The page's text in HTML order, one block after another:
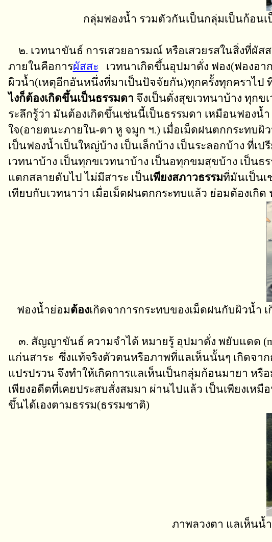
กลุ่มฟองน้ำ รวมตัวกันเป็นกลุ่มเป็นก้อน
๒. เวทนาขันธ์ การเสวยอารมณ์ หรือเสวยรสในสิ่งที่ผั
ภายในคือการผัสสะ เวทนาเกิดขึ้นอุปมาดั่ง ฟอง(ฟองอา
ผิวน้ำ(เหตุอีกอันหนึ่งที่มาเป็นปัจจัยกัน)ทุกครั้งทุกคราไป
ไงก็ต้องเกิดขึ้นเป็นธรรมดา จึงเป็นดั่งสุขเวทนาบ้าง ทุก
ระลึกรู้ว่า มันต้องเกิดขึ้นเช่นนี้เป็นธรรมดา เหมือนฟอง
ใจ(อายตนะภายใน-ตา หู จมูก ฯ.) เมื่อเม็ดฝนตกกระทบ
เป็นฟองน้ำเป็นใหญ่บ้าง เป็นเล็กบ้าง เป็นระลอกบ้าง ที่
เวทนาบ้าง เป็นทุกขเวทนาบ้าง เป็นอทุกขมสุขบ้าง เป็น
แตกสลายดับไป ไม่มีสาระ เป็นเพียงสภาวธรรมที่มันเป็นเ
เทียบกับเวทนาว่า เมื่อเม็ดฝนตกกระทบแล้ว ย่อมต้องเกิ
ฟองน้ำย่อมต้องเกิดจาการกระทบของเม็ดฝนกับผิวน้ำ
๓. สัญญาขันธ์ ความจำได้ หมายรู้ อุปมาดั่ง พยับแดด
แก่นสาระ ซึ่งแท้จริงตัวตนหรือภาพที่แลเห็นนั้นๆ เกิดจ
แปรปรวน จึงทำให้เกิดการแลเห็นเป็นกลุ่มก้อนมายา ห
เพียงอดีตที่เคยประสบสั่งสมมา ผ่านไปแล้ว เป็นเพียงเห
ขึ้นได้เองตามธรรม(ธรรมชาติ)
ภาพลวงตา แลเห็นน้